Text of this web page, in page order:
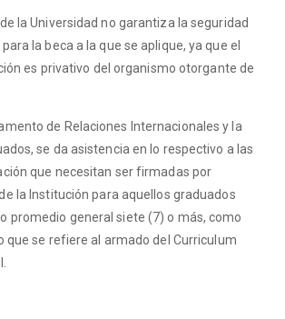
la Universidad no garantiza la seguridad
la beca a la que se aplique, ya que el
es privativo del organismo otorgante de
de Relaciones Internacionales y la
se da asistencia en lo respectivo a las
que necesitan ser firmadas por
la Institución para aquellos graduados
promedio general siete (7) o más, como
que se refiere al armado del Curriculum